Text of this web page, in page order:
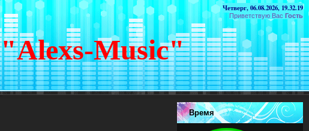
Четверг, 06.08.2026, 19.32.19
Приветствую Вас Гость
"Alexs-Music"
Время